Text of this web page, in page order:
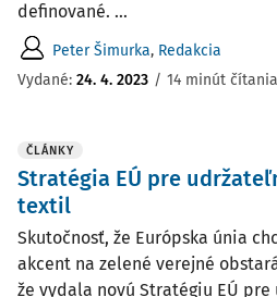
definované. ...
Peter Šimurka, Redakcia
Vydané: 24. 4. 2023 / 14 minút čítania
ČLÁNKY
Stratégia EÚ pre
textil
Skutočnosť, že Európska únia
akcent na zelené verejné
že vydala novú Stratégiu EÚ